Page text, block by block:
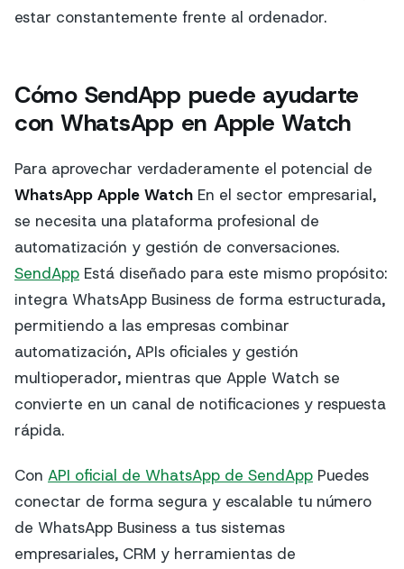
estar constantemente frente al ordenador.
Cómo SendApp puede ayudarte
con WhatsApp en Apple Watch
Para aprovechar verdaderamente el potencial de
WhatsApp Apple Watch En el sector empresarial,
se necesita una plataforma profesional de
automatización y gestión de conversaciones.
SendApp Está diseñado para este mismo propósito:
integra WhatsApp Business de forma estructurada,
permitiendo a las empresas combinar
automatización, APIs oficiales y gestión
multioperador, mientras que Apple Watch se
convierte en un canal de notificaciones y respuesta
rápida.
Con API oficial de WhatsApp de SendApp Puedes
conectar de forma segura y escalable tu número
de WhatsApp Business a tus sistemas
empresariales, CRM y herramientas de